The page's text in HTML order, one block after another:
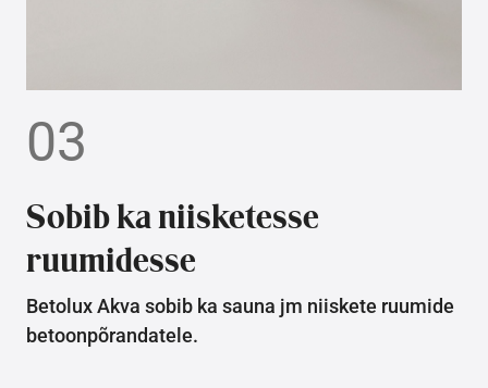
03
Sobib ka niisketesse
ruumidesse
Betolux Akva sobib ka sauna jm niiskete ruumide
betoonpõrandatele.